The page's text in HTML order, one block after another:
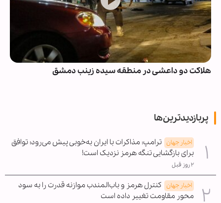
هلاکت دو داعشی در منطقه سیده زینب دمشق
پربازدیدترین‌ها
اخبار جهان ترامپ: مذاکرات با ایران به‌خوبی پیش می‌رود؛ توافق
برای بازگشایی تنگه هرمز نزدیک است!
۲ روز قبل
اخبار جهان کنترل هرمز و باب‌المندب موازنه قدرت را به سود
محور مقاومت تغییر داده است